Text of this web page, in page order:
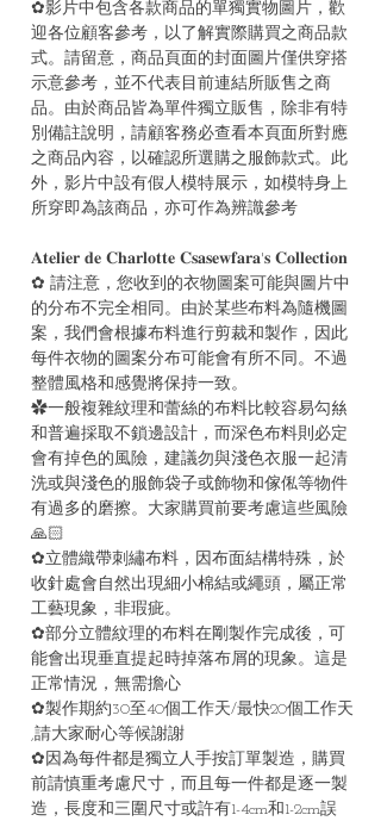
✿影片中包含各款商品的單獨實物圖片，歡
迎各位顧客參考，以了解實際購買之商品款
式。請留意，商品頁面的封面圖片僅供穿搭
示意參考，並不代表目前連結所販售之商
品。由於商品皆為單件獨立販售，除非有特
別備註說明，請顧客務必查看本頁面所對應
之商品內容，以確認所選購之服飾款式。此
外，影片中設有假人模特展示，如模特身上
所穿即為該商品，亦可作為辨識參考
𝐀𝐭𝐞𝐥𝐢𝐞𝐫 𝐝𝐞 𝐂𝐡𝐚𝐫𝐥𝐨𝐭𝐭𝐞 𝐂𝐬𝐚𝐬𝐞𝐰𝐟𝐚𝐫𝐚'𝐬 𝐂𝐨𝐥𝐥𝐞𝐜𝐭𝐢𝐨𝐧
✿ 請注意，您收到的衣物圖案可能與圖片中
的分布不完全相同。由於某些布料為隨機圖
案，我們會根據布料進行剪裁和製作，因此
每件衣物的圖案分布可能會有所不同。不過
整體風格和感覺將保持一致。
✿一般複雜紋理和蕾絲的布料比較容易勾𢇃
和普遍採取不鎖邊設計，而深色布料則必定
會有掉色的風險，建議勿與淺色衣服一起清
洗或與淺色的服飾袋子或飾物和傢俬等物件
有過多的磨擦。大家購買前要考慮這些風險
🙏🏻
✿立體織帶刺繡布料，因布面結構特殊，於
收針處會自然出現細小棉結或繩頭，屬正常
工藝現象，非瑕疵。
✿部分立體紋理的布料在剛製作完成後，可
能會出現垂直提起時掉落布屑的現象。這是
正常情況，無需擔心
✿製作期約30至40個工作天/最快20個工作天
,請大家耐心等候謝謝
✿因為每件都是獨立人手按訂單製造，購買
前請慎重考慮尺寸，而且每一件都是逐一製
造，長度和三圍尺寸或許有1-4cm和1-2cm誤